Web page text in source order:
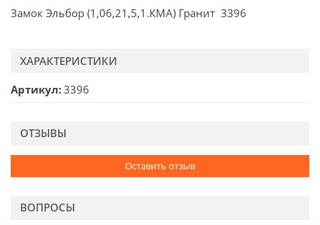
Замок Эльбор (1,06,21,5,1.КМА) Гранит 3396
ХАРАКТЕРИСТИКИ
Артикул 3396
ОТЗЫВЫ
Оставить отзыв
ВОПРОСЫ